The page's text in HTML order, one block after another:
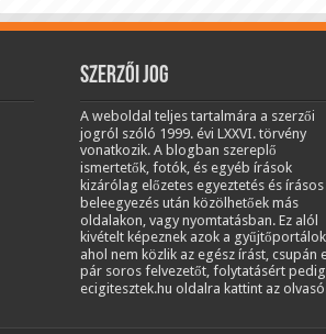
Szerzői jog
A weboldal teljes tartalmára a szerzői
jogról szóló 1999. évi LXXVI. törvény
vonatkozik. A blogban szereplő
ismertetők, fotók, és egyéb írások
kizárólag előzetes egyeztetés és írásos
beleegyezés után közölhetőek más
oldalakon, vagy nyomtatásban. Ez alól
kivételt képeznek azok a
ahol nem közlik az egész írást, csupán
pár soros felvezetőt, folytatásért
ecigitesztek.hu oldalra kattint az